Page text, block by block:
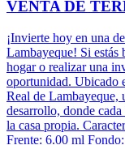
VENTA DE
¡Invierte hoy en una
Lambayeque! Si estás
hogar o realizar una
oportunidad. Ubicado
Real de Lambayeque,
desarrollo, donde
la casa propia.
Frente: 6.00 ml